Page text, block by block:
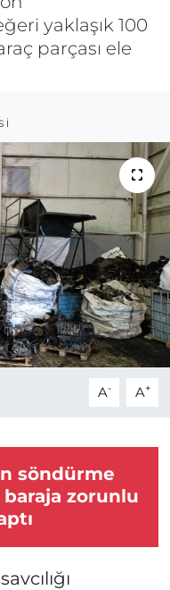
yaklaşık 100
parçası ele
A- A+
söndürme
baraja zorunlu